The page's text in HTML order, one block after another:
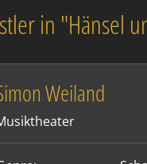
in "Hänsel
Weiland